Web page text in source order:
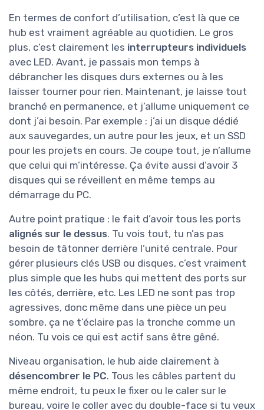
En termes de confort d’utilisation, c’est là que ce
hub est vraiment agréable au quotidien. Le gros
plus, c’est clairement les interrupteurs individuels
avec LED. Avant, je passais mon temps à
débrancher les disques durs externes ou à les
laisser tourner pour rien. Maintenant, je laisse tout
branché en permanence, et j’allume uniquement ce
dont j’ai besoin. Par exemple : j’ai un disque dédié
aux sauvegardes, un autre pour les jeux, et un SSD
pour les projets en cours. Je coupe tout, je n’allume
que celui qui m’intéresse. Ça évite aussi d’avoir 3
disques qui se réveillent en même temps au
démarrage du PC.
Autre point pratique : le fait d’avoir tous les ports
alignés sur le dessus. Tu vois tout, tu n’as pas
besoin de tâtonner derrière l’unité centrale. Pour
gérer plusieurs clés USB ou disques, c’est vraiment
plus simple que les hubs qui mettent des ports sur
les côtés, derrière, etc. Les LED ne sont pas trop
agressives, donc même dans une pièce un peu
sombre, ça ne t’éclaire pas la tronche comme un
néon. Tu vois ce qui est actif sans être gêné.
Niveau organisation, le hub aide clairement à
désencombrer le PC. Tous les câbles partent du
même endroit, tu peux le fixer ou le caler sur le
bureau, voire le coller avec du double-face si tu veux